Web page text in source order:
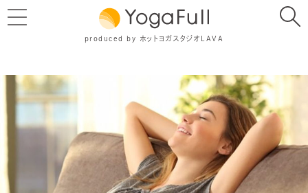
produced by ホットヨガスタジオLAVA